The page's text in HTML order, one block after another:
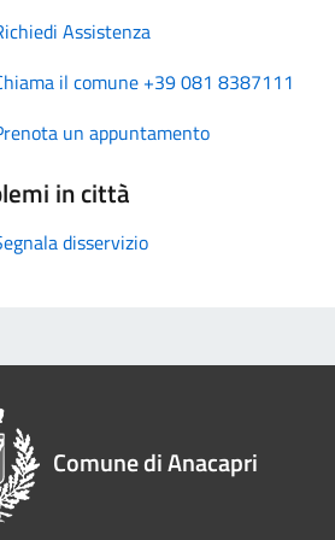
Assistenza
il comune +39 081 8387111
un appuntamento
in città
disservizio
Comune di Anacapri